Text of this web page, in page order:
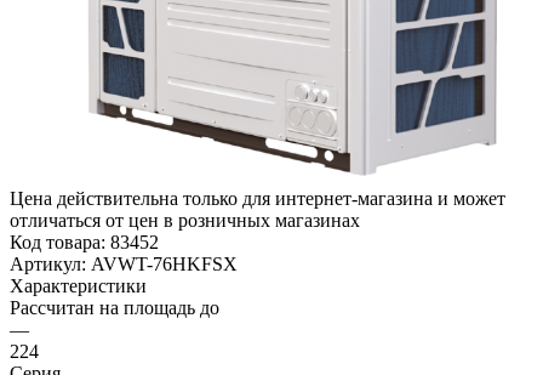
Цена действительна только для интернет-магазина и может
отличаться от цен в розничных магазинах
Код товара: 83452
Артикул: AVWT-76HKFSX
Характеристики
Рассчитан на площадь до
—
224